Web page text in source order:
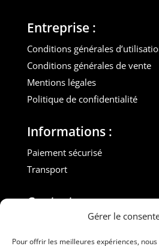
Gérer le
Pour offrir les meilleures expériences,
Entreprise :
Conditions générales
Conditions générales de vente
Mentions légales
Politique de confidentialité
Informations :
Paiement sécurisé
Transport
Contact :
M. Gilles ROUVEYROL
Tél. : +33(0)6 07 72 40 47